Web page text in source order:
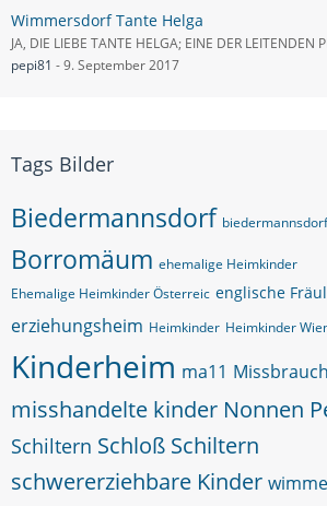
Wimmersdorf Tante Helga
JA, DIE LIEBE TANTE HELGA; EINE DER LEITENDEN
pepi81 -9. September 2017
Tags Bilder
Biedermannsdorf
Borromäum ehemalige Heimkinder
Ehemalige Heimkinder Österreic englische
erziehungsheim Heimkinder Heimkinder
Kinderheim ma11
misshandelte kinder Nonnen
Schiltern Schloß Schiltern
schwererziehbare Kinder